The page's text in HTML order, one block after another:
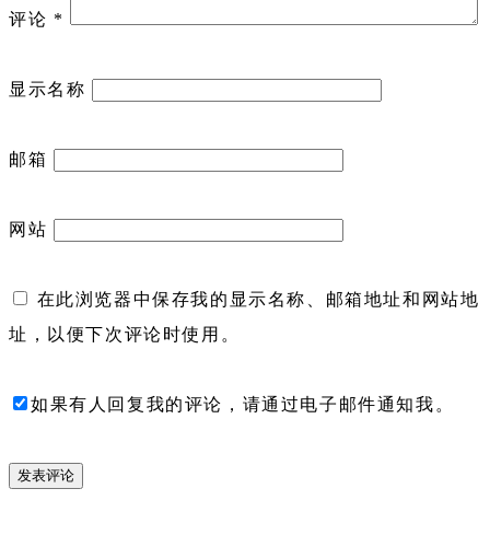
评论 *
显示名称
邮箱
网站
在此浏览器中保存我的显示名称、邮箱地址和网站地
址，以便下次评论时使用。
如果有人回复我的评论，请通过电子邮件通知我。